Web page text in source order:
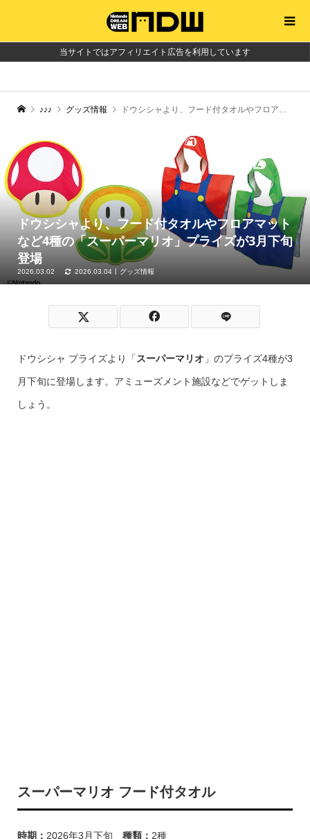
当サイトではアフィリエイト広告を利用しています
♪♪♪ グッズ情報 ドウシシャより、フード付タオルやフロアマットなど4種の「スーパーマリオ」プライズが3月下旬登場
ドウシシャより、フード付タオルやフロアマット
など4種の「スーパーマリオ」プライズが3月下旬
登場
2026.03.02 2026.03.04 グッズ情報
ドウシシャ プライズより「 スーパーマリオ 」のプライズ4種が3
月下旬に登場します。アミューズメント施設などでゲットしま
しょう。
スーパーマリオ フード付タオル
時期： 2026年3月下旬 種類： 2種